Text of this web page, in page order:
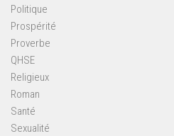
Politique
Prospérité
Proverbe
QHSE
Religieux
Roman
Santé
Sexualité